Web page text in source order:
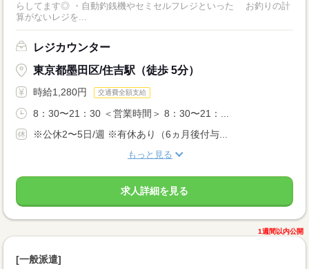
らしてます◎ ・自動釣銭機やセミセルフレジといった お釣りの計
算がないレジを...
レジカウンター
東京都墨田区/住吉駅（徒歩 5分）
時給1,280円 交通費全額支給
8：30〜21：30 ＜営業時間＞ 8：30〜21：...
※公休2〜5日/週 ※有休あり（6ヵ月後付与...
もっと見る
求人詳細を見る
1週間以内公開
[一般派遣]